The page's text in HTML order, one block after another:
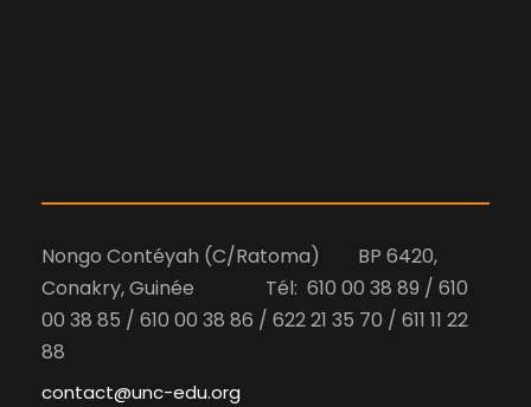
Nongo Contéyah (C/Ratoma) BP 6420,
Conakry, Guinée Tél: 610 00 38 89 / 610
00 38 85 / 610 00 38 86 / 622 21 35 70 / 611 11 22
88
contact@unc-edu.org